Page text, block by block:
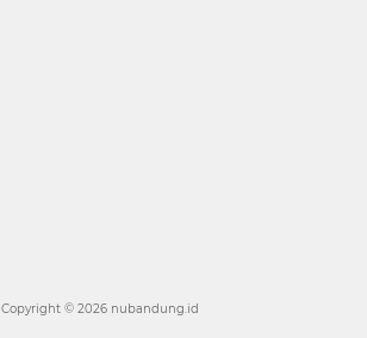
Copyright © 2026 nubandung.id